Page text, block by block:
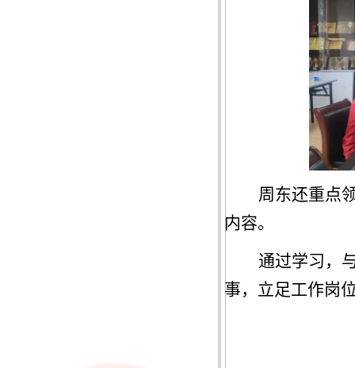
周东还重点
内容。
通过学习，
事，立足工作岗